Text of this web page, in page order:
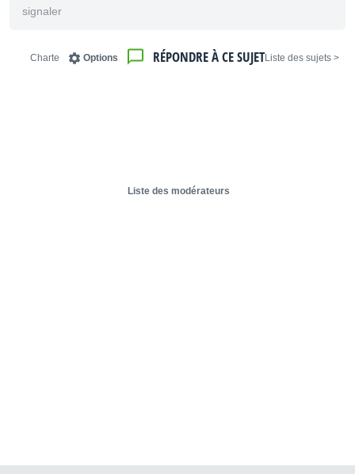
signaler
< Liste des sujets
RÉPONDRE À CE SUJET
Options
Charte
Liste des modérateurs